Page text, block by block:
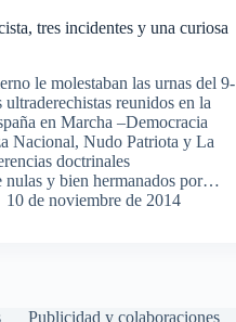
tres incidentes y una curiosa
le molestaban las urnas del 9-
reunidos en la
en Marcha –Democracia
Nacional, Nudo Patriota y La
doctrinales
nulas y bien hermanados por…
10 de noviembre de 2014
Publicidad y colaboraciones